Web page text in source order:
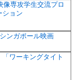
専攻学生交流プロ
ション
ンガポール映画
ワーキングタイト